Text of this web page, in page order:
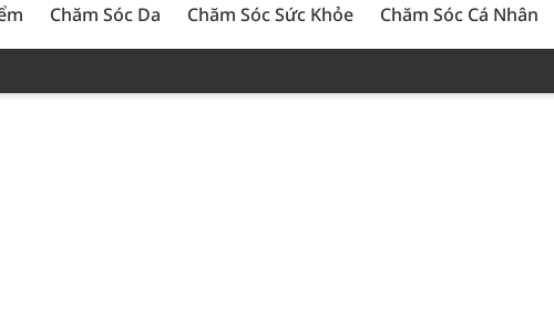
Chăm Sóc Da Chăm Sóc Sức Khỏe Chăm Sóc Cá Nhân